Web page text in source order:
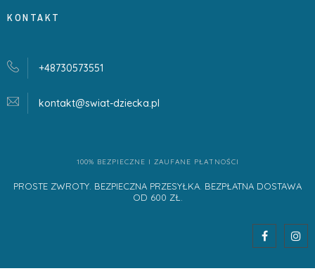
KONTAKT
+48730573551
kontakt@swiat-dziecka.pl
100% BEZPIECZNE I ZAUFANE PŁATNOŚCI
PROSTE ZWROTY. BEZPIECZNA PRZESYŁKA. BEZPŁATNA DOSTAWA
OD 600 ZŁ.